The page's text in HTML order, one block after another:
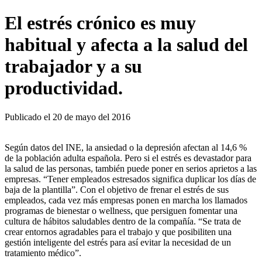
El estrés crónico es muy
habitual y afecta a la salud del
trabajador y a su
productividad.
Publicado el 20 de mayo del 2016
Según datos del INE, la ansiedad o la depresión afectan al 14,6 %
de la población adulta española. Pero si el estrés es devastador para
la salud de las personas, también puede poner en serios aprietos a las
empresas. “Tener empleados estresados significa duplicar los días de
baja de la plantilla”. Con el objetivo de frenar el estrés de sus
empleados, cada vez más empresas ponen en marcha los llamados
programas de bienestar o wellness, que persiguen fomentar una
cultura de hábitos saludables dentro de la compañía. “Se trata de
crear entornos agradables para el trabajo y que posibiliten una
gestión inteligente del estrés para así evitar la necesidad de un
tratamiento médico”.